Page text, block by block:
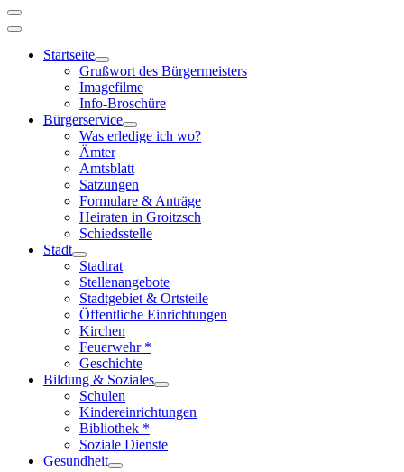
Startseite
Grußwort des Bürgermeisters
Imagefilme
Info-Broschüre
Bürgerservice
Was erledige ich wo?
Ämter
Amtsblatt
Satzungen
Formulare & Anträge
Heiraten in Groitzsch
Schiedsstelle
Stadt
Stadtrat
Stellenangebote
Stadtgebiet & Ortsteile
Öffentliche Einrichtungen
Kirchen
Feuerwehr *
Geschichte
Bildung & Soziales
Schulen
Kindereinrichtungen
Bibliothek *
Soziale Dienste
Gesundheit